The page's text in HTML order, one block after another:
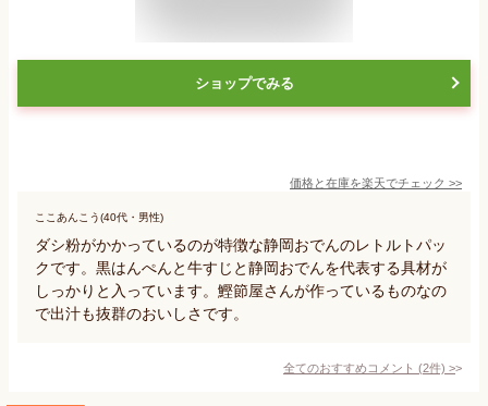
ショップでみる
価格と在庫を楽天でチェック >>
ここあんこう(40代・男性)
ダシ粉がかかっているのが特徴な静岡おでんのレトルトパッ
クです。黒はんぺんと牛すじと静岡おでんを代表する具材が
しっかりと入っています。鰹節屋さんが作っているものなの
で出汁も抜群のおいしさです。
全てのおすすめコメント (2件) >